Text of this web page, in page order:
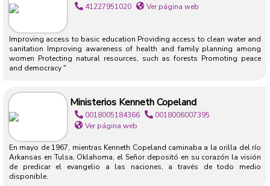
41227951020 Ver página web
Improving access to basic education Providing access to clean water and
sanitation Improving awareness of health and family planning among
women Protecting natural resources, such as forests Promoting peace
and democracy "
Ministerios Kenneth Copeland
0018005184366
0018006007395
Ver página web
En mayo de 1967, mientras Kenneth Copeland caminaba a la orilla del río
Arkansas en Tulsa, Oklahoma, el Señor depositó en su corazón la visión
de predicar el evangelio a las naciones, a través de todo medio
disponible.